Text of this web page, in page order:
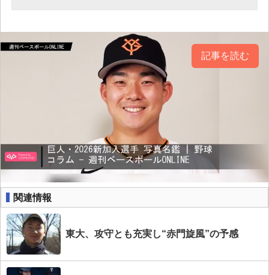
記事を読む
関連情報
東大、攻守とも充実し“赤門旋風”の予感